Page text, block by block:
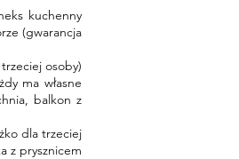
kuchenny
(gwarancja
osoby)
ma własne
balkon z
dla trzeciej
z prysznicem